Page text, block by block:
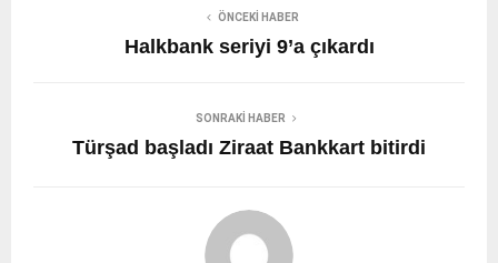
ÖNCEKI HABER
Halkbank seriyi 9’a çıkardı
SONRAKI HABER
Türşad başladı Ziraat Bankkart bitirdi